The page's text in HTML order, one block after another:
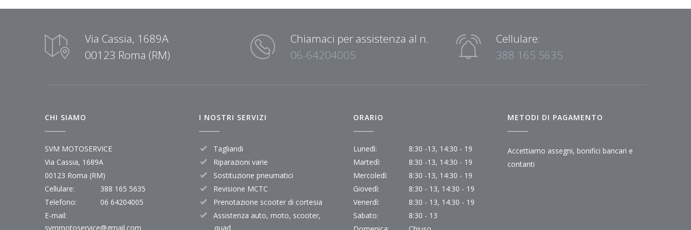
Via Cassia, 1689A
00123 Roma (RM)
Chiamaci per assistenza al n.
06-64204005
Cellulare:
388 165 5635
CHI SIAMO
SVM MOTOSERVICE
Via Cassia, 1689A
00123 Roma (RM)
Cellulare:
388 165 5635
Telefono:
06 64204005
E-mail:
svmmotoservice@gmail.com
I NOSTRI SERVIZI
Tagliandi
Riparazioni varie
Sostituzione pneumatici
Revisione MCTC
Prenotazione scooter di cortesia
Assistenza auto, moto, scooter,
quad
ORARIO
Lunedì:
8:30 -13, 14:30 - 19
Martedì:
8:30 -13, 14:30 - 19
Mercoledì:
8:30 -13, 14:30 - 19
Giovedì:
8:30 - 13, 14:30 - 19
Venerdì:
8:30 - 13, 14:30 - 19
Sabato:
8:30 - 13
METODI DI PAGAMENTO
Accettiamo assegni, bonifici bancari e
contanti